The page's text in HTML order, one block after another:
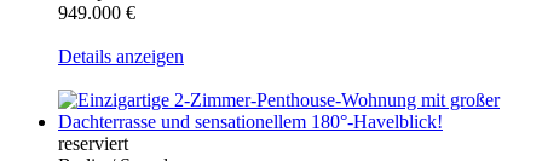
949.000 €
Details anzeigen
reserviert